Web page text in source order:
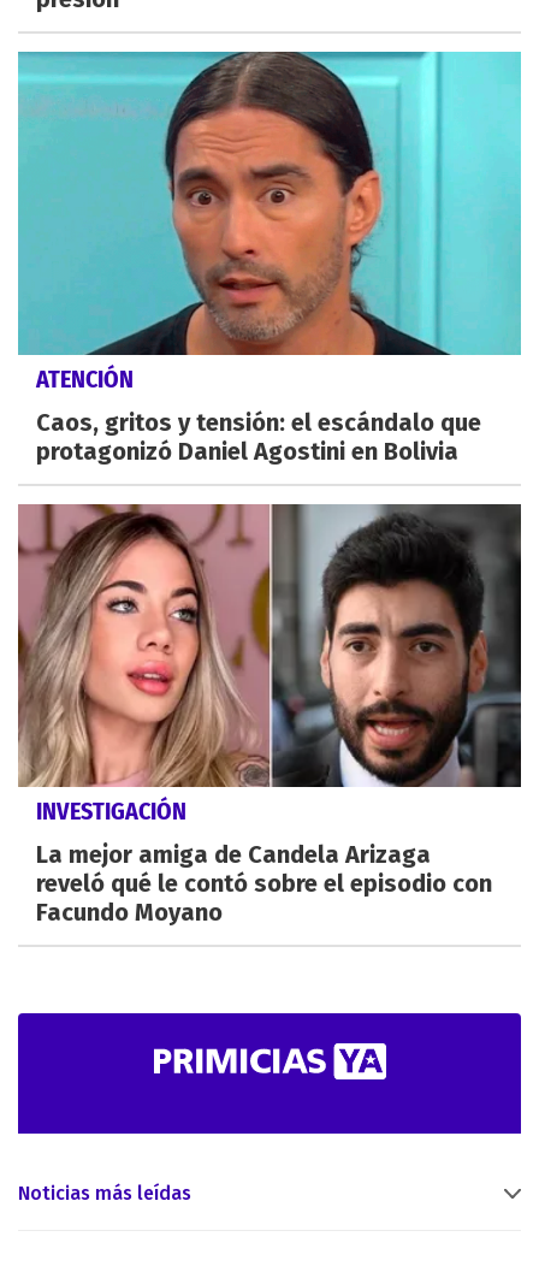
ATENCIÓN
Caos, gritos y tensión: el escándalo que
protagonizó Daniel Agostini en Bolivia
INVESTIGACIÓN
La mejor amiga de Candela Arizaga
reveló qué le contó sobre el episodio con
Facundo Moyano
Noticias más leídas